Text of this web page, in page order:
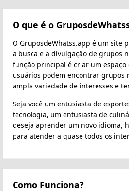
O que é o
O GruposdeWhatss.app é um site
a busca e a divulgação de grupos
função principal é criar um espaço
usuários podem encontrar grupos
ampla variedade de interesses e
Seja você um entusiasta de
tecnologia, um entusiasta de
deseja aprender um novo idioma,
para atender a quase todos os
Como Funciona?